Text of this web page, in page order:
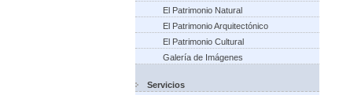
El Patrimonio Natural
El Patrimonio Arquitectónico
El Patrimonio Cultural
Galería de Imágenes
Servicios